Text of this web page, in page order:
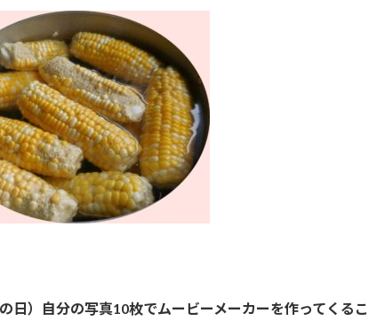
日）自分の写真10枚でムービーメーカーを作ってくる